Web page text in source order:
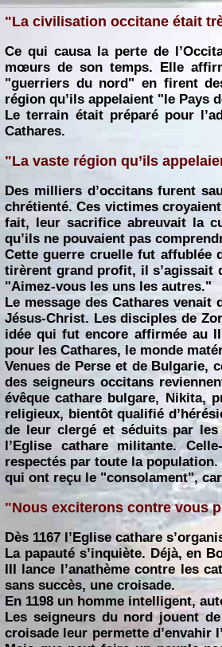
"La civilisation occitane était
Ce qui causa la perte de
mœurs de son temps. Elle
"guerriers du nord" en firent
région qu’ils appelaient "le Pays
Le terrain était préparé pour
Cathares.
"La vaste région qu’ils
Des milliers d’occitans furent
chrétienté. Ces victimes
fait, leur sacrifice abreuvait la
qu’ils ne pouvaient pas
Cette guerre cruelle fut affublée
tirèrent grand profit, il s’agissait
"Aimez-vous les uns les autres."
Le message des Cathares
Jésus-Christ. Les disciples de
idée qui fut encore affirmée au
pour les Cathares, le monde
Venues de Perse et de Bulgarie,
des seigneurs occitans
évêque cathare bulgare, Nikita,
religieux, bientôt qualifié
de leur clergé et séduits par
l’Eglise cathare militante.
respectés par toute la
qui ont reçu le "consolament",
"Nous exciterons contre vous
Dès 1167 l’Eglise cathare
La papauté s’inquiète. Déjà, en
III lance l’anathème contre les
sans succès, une croisade.
En 1198 un homme intelligent,
Les seigneurs du nord jouent
croisade leur permette d’envahir